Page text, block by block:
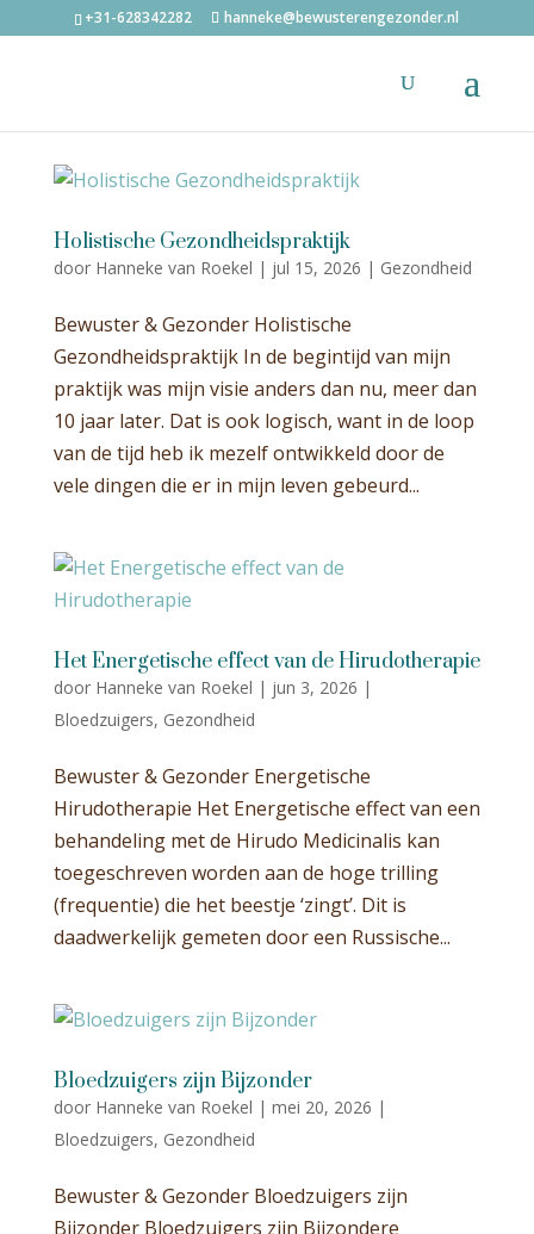
+31-628342282 hanneke@bewusterengezonder.nl
Holistische Gezondheidspraktijk
door Hanneke van Roekel | jul 15, 2026 | Gezondheid
Bewuster & Gezonder Holistische
Gezondheidspraktijk In de begintijd van mijn
praktijk was mijn visie anders dan nu, meer dan
10 jaar later. Dat is ook logisch, want in de loop
van de tijd heb ik mezelf ontwikkeld door de
vele dingen die er in mijn leven gebeurd...
Het Energetische effect van de Hirudotherapie
door Hanneke van Roekel | jun 3, 2026 |
Bloedzuigers, Gezondheid
Bewuster & Gezonder Energetische
Hirudotherapie Het Energetische effect van een
behandeling met de Hirudo Medicinalis kan
toegeschreven worden aan de hoge trilling
(frequentie) die het beestje ‘zingt’. Dit is
daadwerkelijk gemeten door een Russische...
Bloedzuigers zijn Bijzonder
door Hanneke van Roekel | mei 20, 2026 |
Bloedzuigers, Gezondheid
Bewuster & Gezonder Bloedzuigers zijn
Bijzonder Bloedzuigers zijn Bijzondere